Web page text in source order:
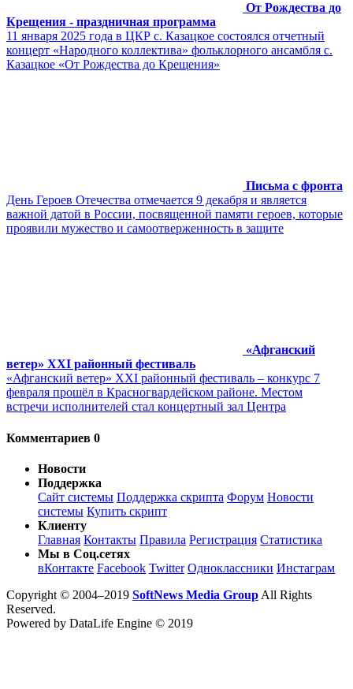
От Рождества до
Крещения - праздничная программа
11 января 2025 года в ЦКР с. Казацкое состоялся отчетный
концерт «Народного коллектива» фольклорного ансамбля с.
Казацкое «От Рождества до Крещения»
Письма с фронта
День Героев Отечества отмечается 9 декабря и является
важной датой в России, посвященной памяти героев, которые
проявили мужество и самоотверженность в защите
«Афганский
ветер» ХХI районный фестиваль
«Афганский ветер» ХХI районный фестиваль – конкурс 7
февраля прошёл в Красногвардейском районе. Местом
встречи исполнителей стал концертный зал Центра
Комментариев 0
Новости
Поддержка
Сайт системы Поддержка скрипта Форум Новости
системы Купить скрипт
Клиенту
Главная Контакты Правила Регистрация Статистика
Мы в Соц.сетях
вКонтакте Facebook Twitter Одноклассники Инстаграм
Copyright © 2004–2019 SoftNews Media Group All Rights
Reserved.
Powered by DataLife Engine © 2019